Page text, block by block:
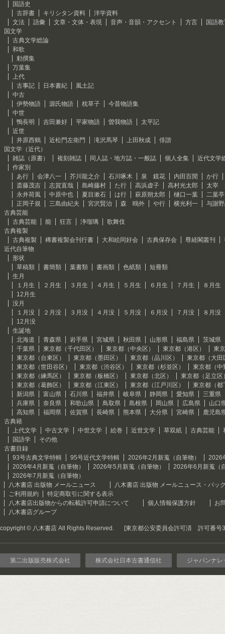
国語史
古辞書
キリシタン資料
洋学資料
文法
語彙 文章・文体・表現 音声・音韻・アクセント 方言
国語
国文学
古典文学総論
和歌
勅撰集
万葉集
上代
古事記
日本書紀
風土記
中古
伊勢物語
源氏物語 枕草子
今昔物語集
中世
鴨長明
吉田兼好 平家物語 曽我物語
太平記
近世
井原西鶴
近松門左衛門 滝沢馬琴 上田秋成
俳諧
国文学（近代）
雑誌（原書）
複刻雑誌 同人誌・地方誌・一般誌 個人全集
近代文学
作家別
あ行
会津八一 芥川龍之介 石川啄木 泉 鏡花 内田百閒
か行
斎藤茂吉
志賀直哉 島崎藤村 た行 高浜虚子 高村光太郎
太宰
永井荷風
中原中也 夏目漱石 は行 萩原朔太郎 樋口一葉
二葉
正岡子規
三島由紀夫 宮沢賢治 森 鴎外 や行 横光利一
与謝
古典芸能
古典芸能
能 狂言 浄瑠璃
歌舞伎
古典複製
古典複製
稀書複製会刊行書 大和絵同好会 古典保存会 尊経閣叢刊
近代自筆物
形状
草稿類
書簡類 葉書類 書画類 色紙類
短冊類
生月
１月生
２月生 ３月生 ４月生 ５月生 ６月生 ７月生
８月生
12月生
没月
１月没
２月没 ３月没 ４月没 ５月没 ６月没 ７月没
８月没
12月没
生誕地
北海道
青森県 岩手県 宮城県 秋田県 山形県 福島県
茨城県
千葉県
東京都（千代田区） 東京都（中央区） 東京都（港区）
東
東京都（台東区）
東京都（墨田区） 東京都（品川区）
東京都（大田
東京都（世田谷区）
東京都（渋谷区） 東京都（杉並区）
東京都（中
東京都（練馬区）
東京都（板橋区） 東京都（北区）
東京都（足立区
東京都（葛飾区）
東京都（江東区） 東京都（江戸川区）
東京都（都
新潟県
富山県 石川県 福井県 岐阜県 静岡県 愛知県
三重県
兵庫県
奈良県 和歌山県 鳥取県 島根県 岡山県 広島県
山口
高知県
福岡県 佐賀県 長崎県 熊本県 大分県 宮崎県
鹿児島
古典籍
上代文学
中古文学 中世文学 絵巻 近世文学 草双紙 古典芸能
国語学
その他
古書目録
93号古典文学特輯
95号近代文学特輯 2026年2月新蒐（自筆物）
2026
2026年4月新蒐（自筆物）
2026年5月新蒐（自筆物）
2026年6月新蒐（
2026年7月新蒐（自筆物）
八木書店 出版物 メールニュース
八木書店 出版物 メールニュース・バッ
ご利用規約
特定商取引に関する表示
八木書店出版物からの転載許可申請について
個人情報保護方針
お
八木書店グループ
copyright © 八木書店 All Rights Reserved. [東京都公安委員会許可済 許可番号
第二出版販売株式会社 株式会社日本古書通信社 ジャパンナレ